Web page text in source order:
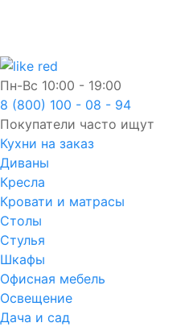
Пн-Вс 10:00 - 19:00
8 (800) 100 - 08 - 94
Покупатели часто ищут
Кухни на заказ
Диваны
Кресла
Кровати и матрасы
Столы
Стулья
Шкафы
Офисная мебель
Освещение
Дача и сад